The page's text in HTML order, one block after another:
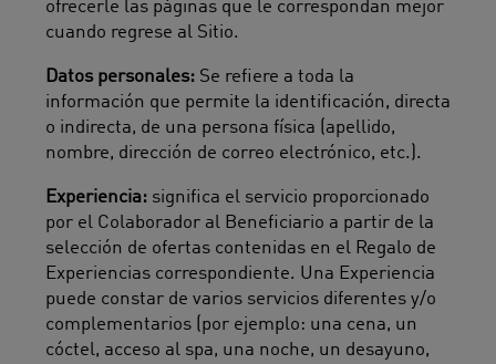
ofrecerle las páginas que le correspondan mejor
cuando regrese al Sitio.
Datos personales: Se refiere a toda la
información que permite la identificación, directa
o indirecta, de una persona física (apellido,
nombre, dirección de correo electrónico, etc.).
Experiencia: significa el servicio proporcionado
por el Colaborador al Beneficiario a partir de la
selección de ofertas contenidas en el Regalo de
Experiencias correspondiente. Una Experiencia
puede constar de varios servicios diferentes y/o
complementarios (por ejemplo: una cena, un
cóctel, acceso al spa, una noche, un desayuno,